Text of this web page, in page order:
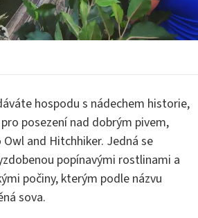
hospodu s nádechem historie,
posezení nad dobrým pivem,
and Hitchhiker. Jedná se
popínavými rostlinami a
počiny, kterým podle názvu
sova.